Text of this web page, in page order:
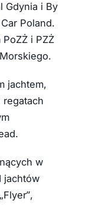
Gdynia i By
Poland.
PoZŻ i PZŻ
jachtem,
regatach
w
jachtów